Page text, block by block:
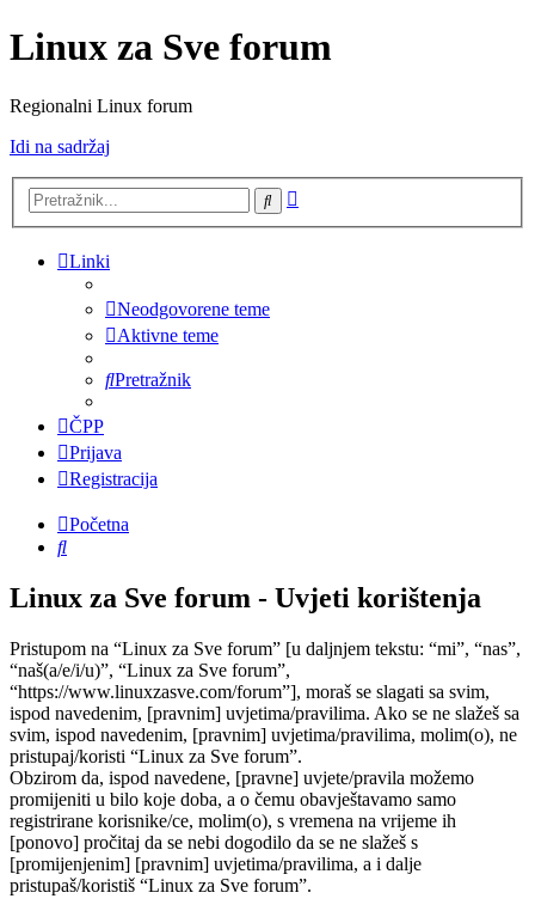
Linux za Sve forum
Regionalni Linux forum
Idi na sadržaj
Pretražnik
Linki
Neodgovorene teme
Aktivne teme
Pretražnik
ČPP
Prijava
Registracija
Početna
Pretražnik
Linux za Sve forum - Uvjeti korištenja
Pristupom na “Linux za Sve forum” [u daljnjem tekstu: “mi”, “nas”,
“naš(a/e/i/u)”, “Linux za Sve forum”,
“https://www.linuxzasve.com/forum”], moraš se slagati sa svim,
ispod navedenim, [pravnim] uvjetima/pravilima. Ako se ne slažeš sa
svim, ispod navedenim, [pravnim] uvjetima/pravilima, molim(o), ne
pristupaj/koristi “Linux za Sve forum”.
Obzirom da, ispod navedene, [pravne] uvjete/pravila možemo
promijeniti u bilo koje doba, a o čemu obavještavamo samo
registrirane korisnike/ce, molim(o), s vremena na vrijeme ih
[ponovo] pročitaj da se nebi dogodilo da se ne slažeš s
[promijenjenim] [pravnim] uvjetima/pravilima, a i dalje
pristupaš/koristiš “Linux za Sve forum”.